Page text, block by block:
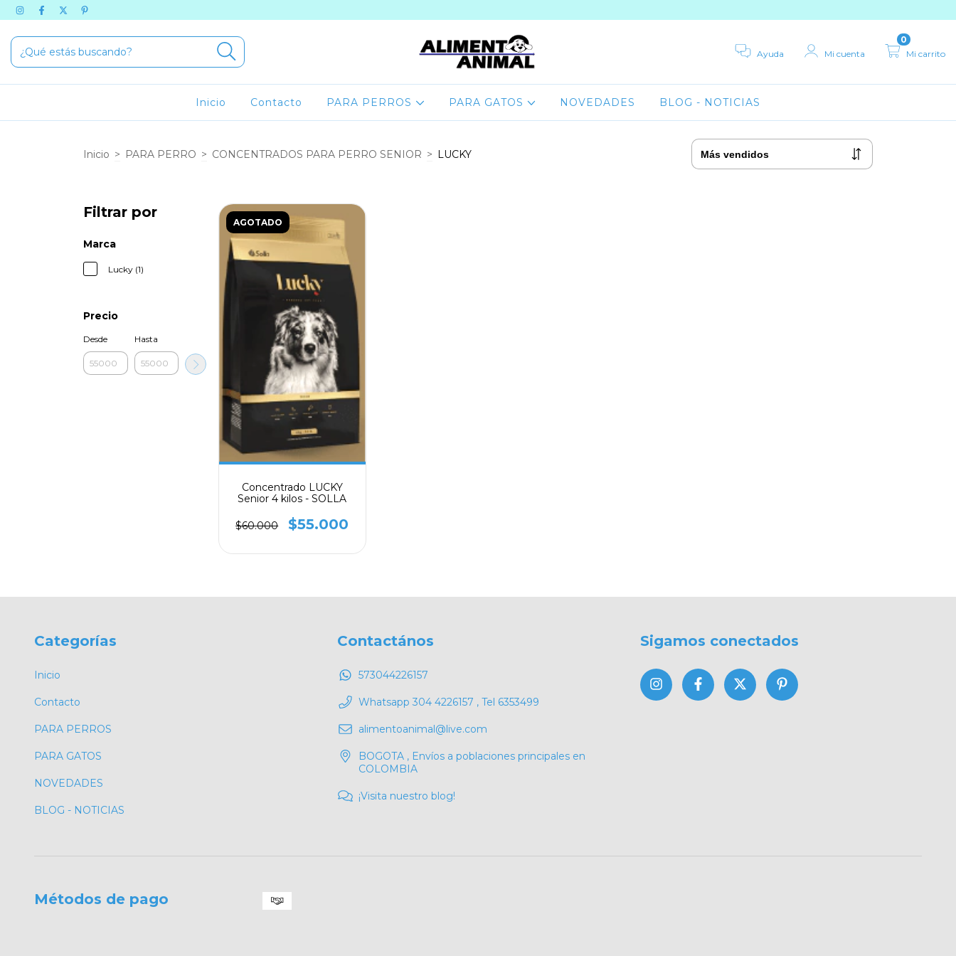
Ayuda Mi cuenta Mi carrito
0
Inicio Contacto PARA PERROS PARA GATOS NOVEDADES BLOG - NOTICIAS
Inicio > PARA PERRO > CONCENTRADOS PARA PERRO SENIOR > LUCKY
Filtrar por
Marca
Lucky (1)
Precio
Desde Hasta
AGOTADO
Concentrado LUCKY
Senior 4 kilos - SOLLA
$60.000 $55.000
Categorías
Inicio
Contacto
PARA PERROS
PARA GATOS
NOVEDADES
BLOG - NOTICIAS
Contactános
573044226157
Whatsapp 304 4226157 , Tel 6353499
alimentoanimal@live.com
BOGOTA , Envíos a poblaciones principales en
COLOMBIA
¡Visita nuestro blog!
Sigamos conectados
Métodos de pago